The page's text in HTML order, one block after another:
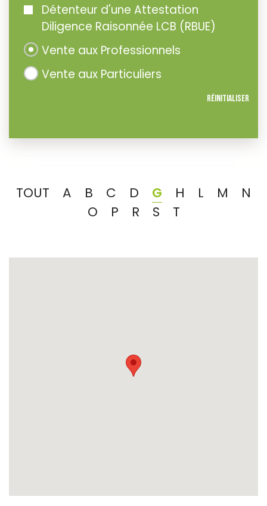
Détenteur d'une Attestation
Diligence Raisonnée LCB (RBUE)
Vente aux Professionnels
Vente aux Particuliers
Réinitialiser
TOUT A B C D G H L M
N
O
P R S T